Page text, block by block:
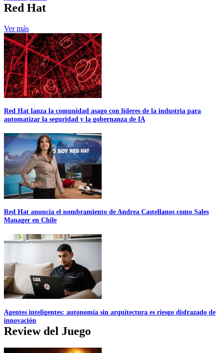
Red Hat
Ver más
Red Hat lanza la comunidad asago con líderes de la industria para
automatizar la seguridad y la gobernanza de IA
Red Hat anuncia el nombramiento de Andrea Castellanos como Sales
Manager en Chile
Agentes inteligentes: autonomía sin arquitectura es riesgo disfrazado de
innovación
Review del Juego